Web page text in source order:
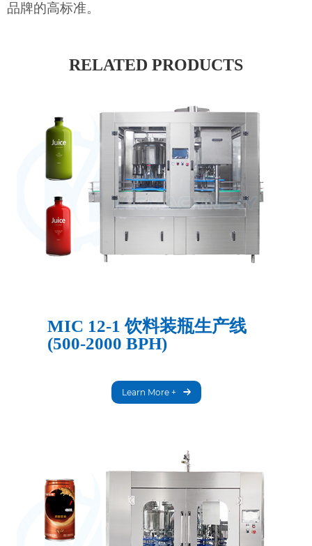
品牌的高标准。
RELATED PRODUCTS
MIC 12-1 饮料装瓶生产线
(500-2000 BPH)
Learn More +